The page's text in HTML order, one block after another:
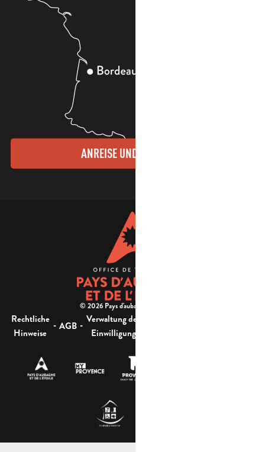
ANREISE UND KONTAKTE
© 2026 Pays d'aubagne et de l'étoile -
Rechtliche
Hinweise
- AGB - Verwaltung der
Einwilligung